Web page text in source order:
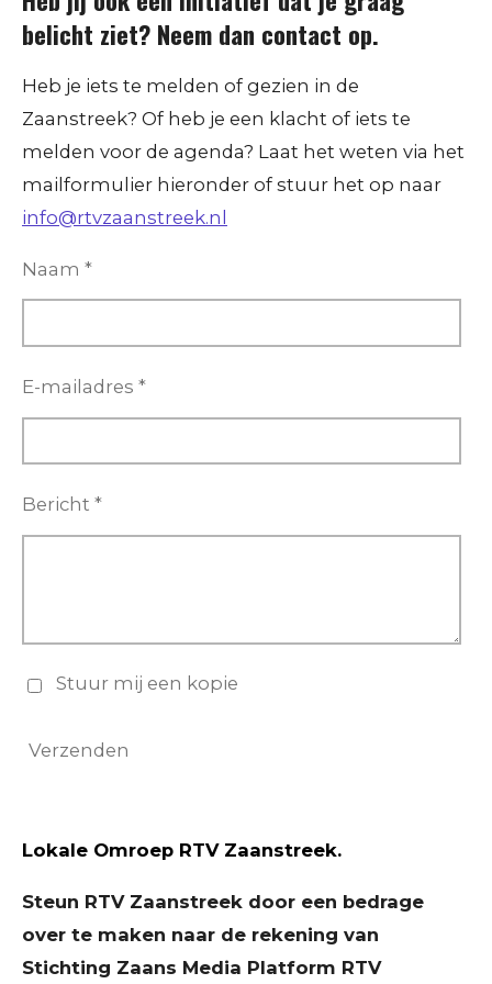
belicht ziet? Neem dan contact op.
Heb je iets te melden of gezien in de
Zaanstreek? Of heb je een klacht of iets te
melden voor de agenda? Laat het weten via het
mailformulier hieronder of stuur het op naar
info@rtvzaanstreek.nl
Naam *
E-mailadres *
Bericht *
Stuur mij een kopie
Verzenden
Lokale Omroep RTV Zaanstreek.
Steun RTV Zaanstreek door een bedrage
over te maken naar de rekening van
Stichting Zaans Media Platform RTV